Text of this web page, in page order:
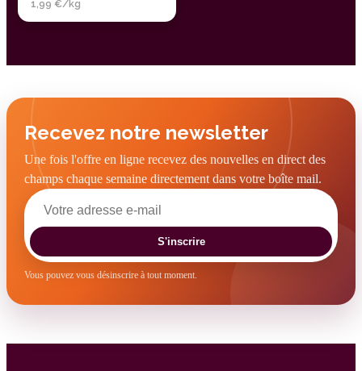
1,99 €/kg
Recevez notre newsletter
Une fois l'offre en ligne recevez des nouvelles en direct des
champs chaque semaine directement dans votre boîte mail.
S'inscrire
Vous pouvez vous désinscrire à tout moment.